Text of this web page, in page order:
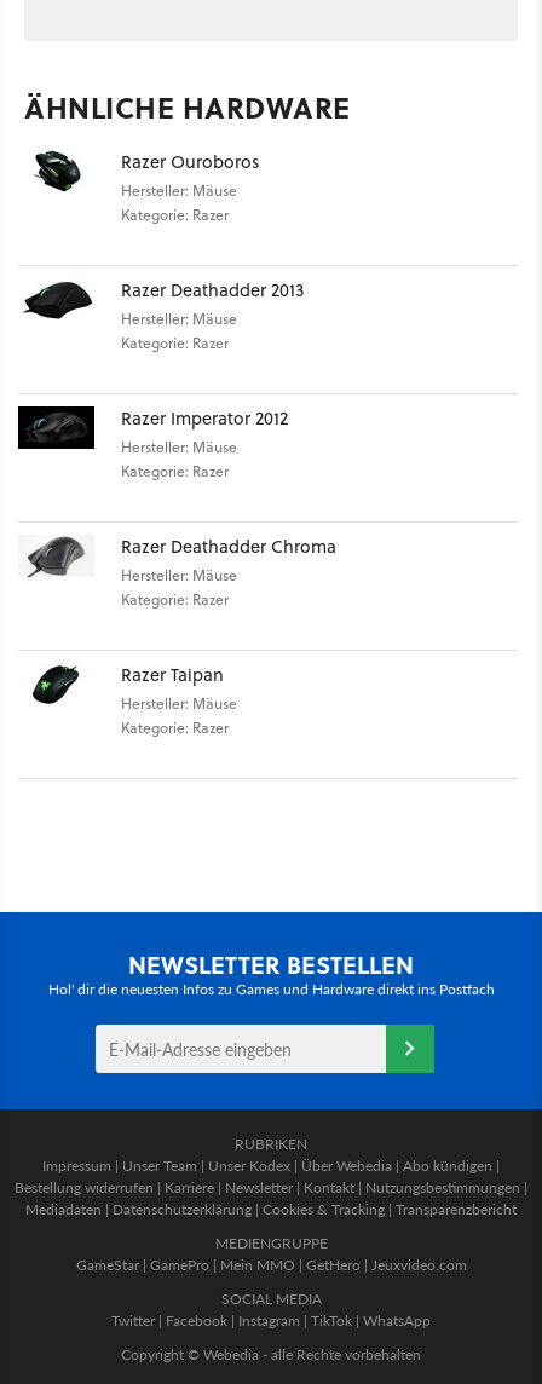
ÄHNLICHE HARDWARE
Razer Ouroboros
Hersteller: Mäuse
Kategorie: Razer
Razer Deathadder 2013
Hersteller: Mäuse
Kategorie: Razer
Razer Imperator 2012
Hersteller: Mäuse
Kategorie: Razer
Razer Deathadder Chroma
Hersteller: Mäuse
Kategorie: Razer
Razer Taipan
Hersteller: Mäuse
Kategorie: Razer
NEWSLETTER BESTELLEN
Hol' dir die neuesten Infos zu Games und Hardware direkt ins Postfach
RUBRIKEN
Impressum | Unser Team | Unser Kodex | Über Webedia | Abo kündigen |
Bestellung widerrufen | Karriere | Newsletter | Kontakt | Nutzungsbestimmungen |
Mediadaten | Datenschutzerklärung | Cookies & Tracking | Transparenzbericht
MEDIENGRUPPE
GameStar| GamePro | Mein MMO | GetHero | Jeuxvideo.com
SOCIAL MEDIA
Twitter | Facebook | Instagram | TikTok | WhatsApp
Copyright © Webedia - alle Rechte vorbehalten